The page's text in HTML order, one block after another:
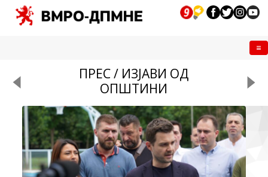
ПРЕС / ИЗЈАВИ ОД
ОПШТИНИ